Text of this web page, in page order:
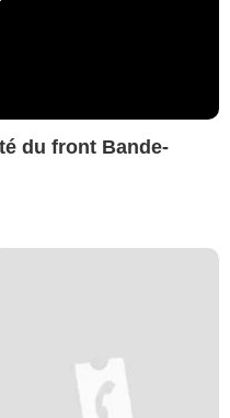
du front Bande-